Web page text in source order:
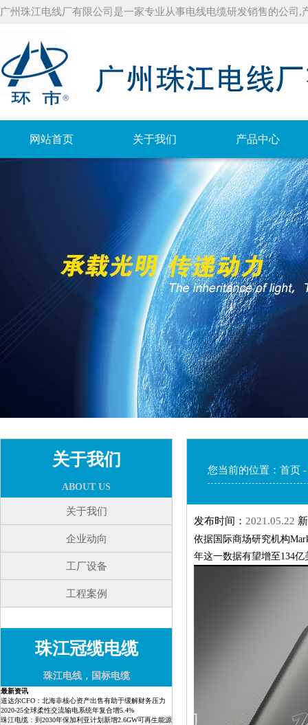
广州珠江电线厂有限公司是一家专业从事电线电缆研发销售的公司
网站首页 关于我们 产品中心
关于我们
ABOUT US
关于我们
企业动向
工厂设备
工程案例
珠江冠缆电缆
珠江电线，国标电缆
最新资讯
道达尔CFO：北海非核心资产出售有助于缓解财务压力
2020-25全球柔性交流输电系统年复合增5.4%
珠江电缆：到2030年保加利亚计划新增2.6GW可再生能源
您当前的位置： 首页
发布时间： 2021.05.22
依据国际商场研究机构
年这一数据有望增至134